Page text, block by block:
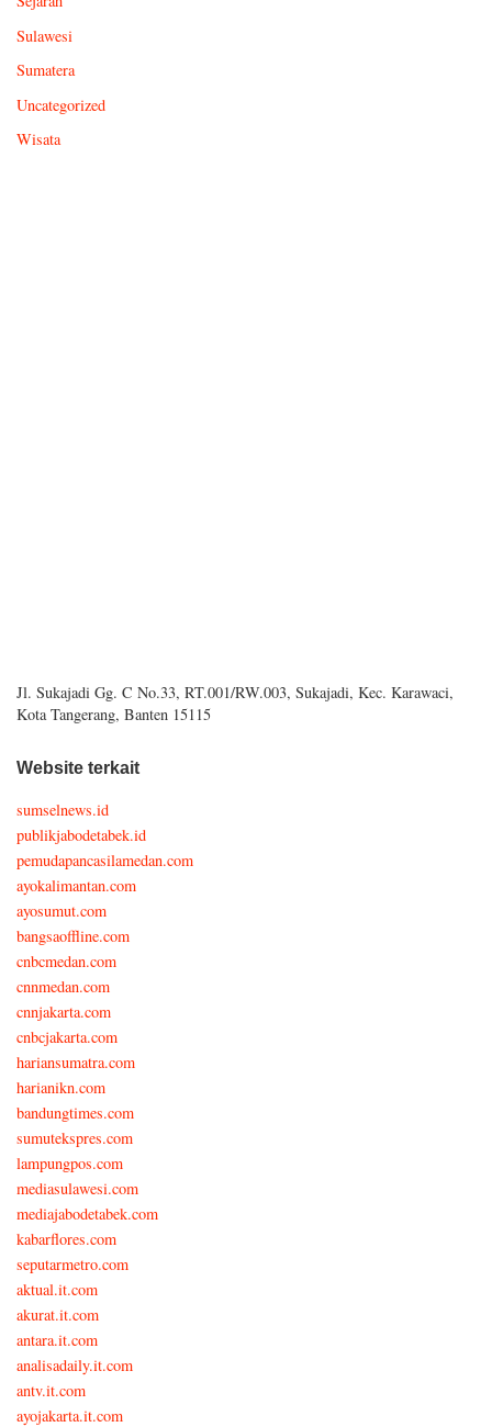
Sulawesi
Sumatera
Uncategorized
Wisata
Jl. Sukajadi Gg. C No.33, RT.001/RW.003, Sukajadi, Kec. Karawaci,
Kota Tangerang, Banten 15115
Website terkait
sumselnews.id
publikjabodetabek.id
pemudapancasilamedan.com
ayokalimantan.com
ayosumut.com
bangsaoffline.com
cnbcmedan.com
cnnmedan.com
cnnjakarta.com
cnbcjakarta.com
hariansumatra.com
harianikn.com
bandungtimes.com
sumutekspres.com
lampungpos.com
mediasulawesi.com
mediajabodetabek.com
kabarflores.com
seputarmetro.com
aktual.it.com
akurat.it.com
antara.it.com
analisadaily.it.com
antv.it.com
ayojakarta.it.com